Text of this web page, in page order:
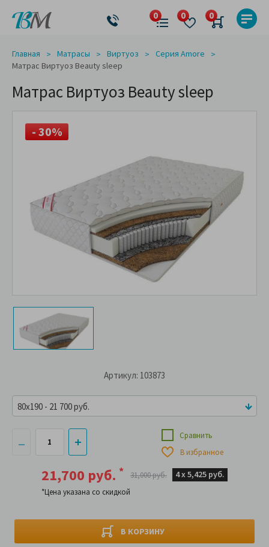
Главная Матрасы Виртуоз
Серия Amore
Матрас Виртуоз Beauty sleep
Матрас Виртуоз Beauty sleep
- 30%
Артикул: 103873
21,700 руб. *
*Цена указана со скидкой
31,000 руб. 4 х5,425 руб.
В КОРЗИНУ
Сравнить
В избранное
80x190 - 21 700 руб.